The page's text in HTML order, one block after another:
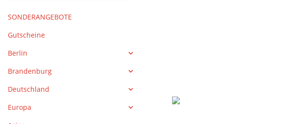
SONDERANGEBOTE
Gutscheine
Berlin
Brandenburg
Deutschland
Europa